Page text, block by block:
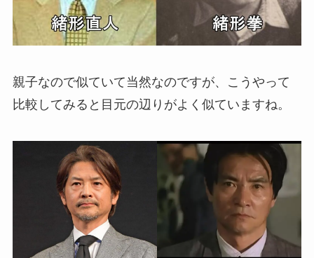
親子なので似ていて当然なのですが、こうやって
比較してみると目元の辺りがよく似ていますね。